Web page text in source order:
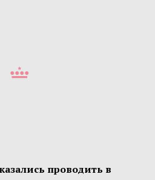
проводить в